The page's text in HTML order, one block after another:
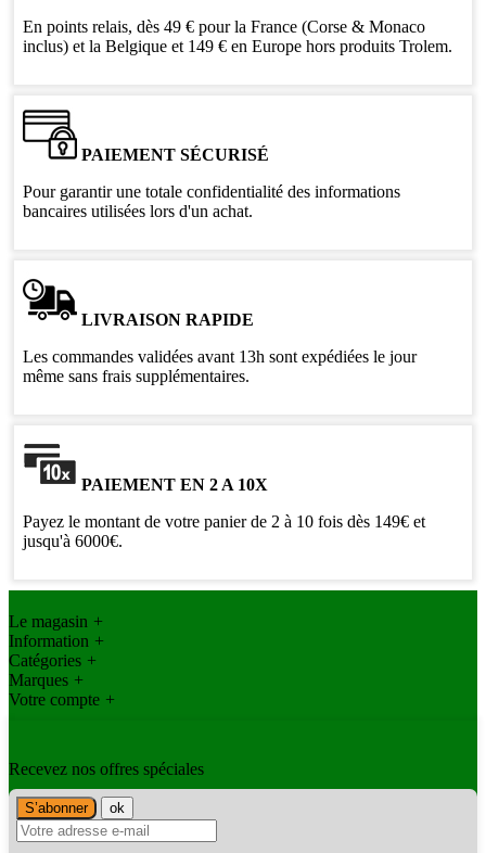
En points relais, dès 49 € pour la France (Corse & Monaco
inclus) et la Belgique et 149 € en Europe hors produits Trolem.
PAIEMENT SÉCURISÉ
Pour garantir une totale confidentialité des informations
bancaires utilisées lors d'un achat.
LIVRAISON RAPIDE
Les commandes validées avant 13h sont expédiées le jour
même sans frais supplémentaires.
PAIEMENT EN 2 A 10X
Payez le montant de votre panier de 2 à 10 fois dès 149€ et
jusqu'à 6000€.
Le magasin +
Information +
Catégories +
Marques +
Votre compte +
Recevez nos offres spéciales